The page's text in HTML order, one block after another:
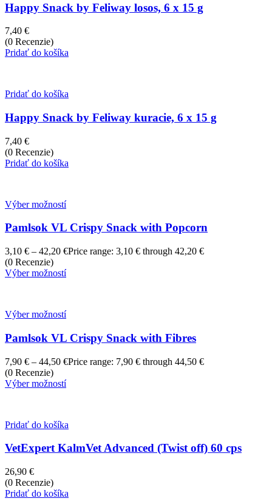
Happy Snack by Feliway losos, 6 x 15 g
7,40 €
(0 Recenzie)
Pridať do košíka
Pridať do košíka
Happy Snack by Feliway kuracie, 6 x 15 g
7,40 €
(0 Recenzie)
Pridať do košíka
Výber možností
Pamlsok VL Crispy Snack with Popcorn
3,10 € – 42,20 €Price range: 3,10 € through 42,20 €
(0 Recenzie)
Výber možností
Výber možností
Pamlsok VL Crispy Snack with Fibres
7,90 € – 44,50 €Price range: 7,90 € through 44,50 €
(0 Recenzie)
Výber možností
Pridať do košíka
VetExpert KalmVet Advanced (Twist off) 60 cps
26,90 €
(0 Recenzie)
Pridať do košíka